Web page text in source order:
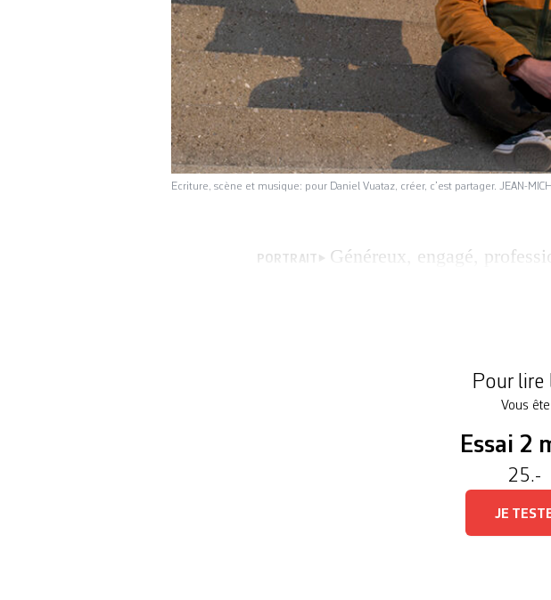
Ecriture, scène et musique: pour Daniel Vuataz, créer, c’est partager. JEAN-
PORTRAIT
Généreux, engagé,
Pour lire
Vous
Essai 2
25.-
JE